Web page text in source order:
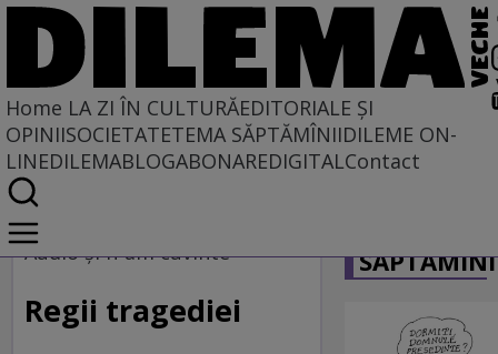
Home LA ZI ÎN CULTURĂEDITORIALE ȘI
OPINIISOCIETATETEMA SĂPTĂMÎNIIDILEME ON-
LINEDILEMABLOGABONAREDIGITALContact
Home
La zi în cultură
MUZICĂ
Audio şi n-am cuvinte
Regii tragediei